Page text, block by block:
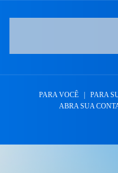
PARA VOCÊ PARA
ABRA SUA